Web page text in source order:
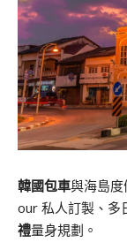
韓國包車與海島
our 私人訂製、多
禮量身規劃。